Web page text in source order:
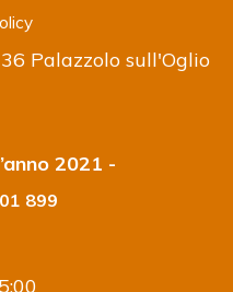
Palazzolo sull'Oglio
2021 -
899